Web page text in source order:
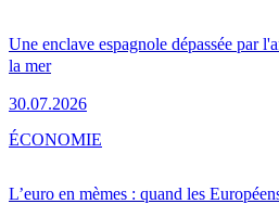
Une enclave espagnole dépassée par
la mer
30.07.2026
L’euro en mèmes : quand les
ÉCONOMIE